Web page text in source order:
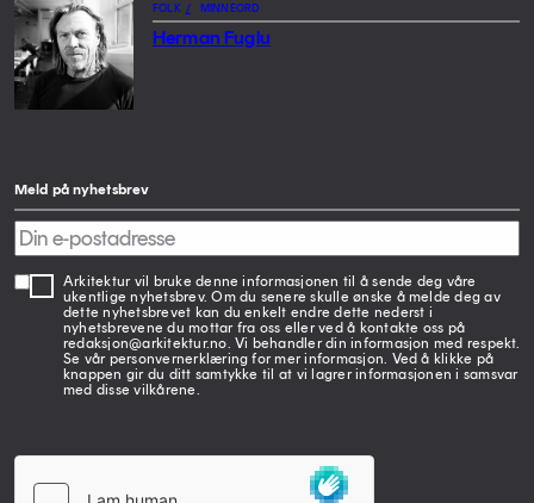
FOLK / MINNEORD
Herman Fuglu
Meld på nyhetsbrev
Arkitektur vil bruke denne informasjonen til å sende deg våre
ukentlige nyhetsbrev. Om du senere skulle ønske å melde deg av
dette nyhetsbrevet kan du enkelt endre dette nederst i
nyhetsbrevene du mottar fra oss eller ved å kontakte oss på
redaksjon@arkitektur.no. Vi behandler din informasjon med respekt.
Se vår personvernerklæring for mer informasjon. Ved å klikke på
knappen gir du ditt samtykke til at vi lagrer informasjonen i samsvar
med disse vilkårene.